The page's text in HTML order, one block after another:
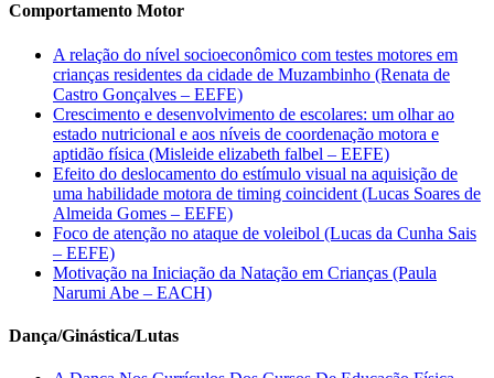
Comportamento Motor
A relação do nível socioeconômico com testes motores em
crianças residentes da cidade de Muzambinho (Renata de
Castro Gonçalves – EEFE)
Crescimento e desenvolvimento de escolares: um olhar ao
estado nutricional e aos níveis de coordenação motora e
aptidão física (Misleide elizabeth falbel – EEFE)
Efeito do deslocamento do estímulo visual na aquisição de
uma habilidade motora de timing coincident (Lucas Soares de
Almeida Gomes – EEFE)
Foco de atenção no ataque de voleibol (Lucas da Cunha Sais
– EEFE)
Motivação na Iniciação da Natação em Crianças (Paula
Narumi Abe – EACH)
Dança/Ginástica/Lutas